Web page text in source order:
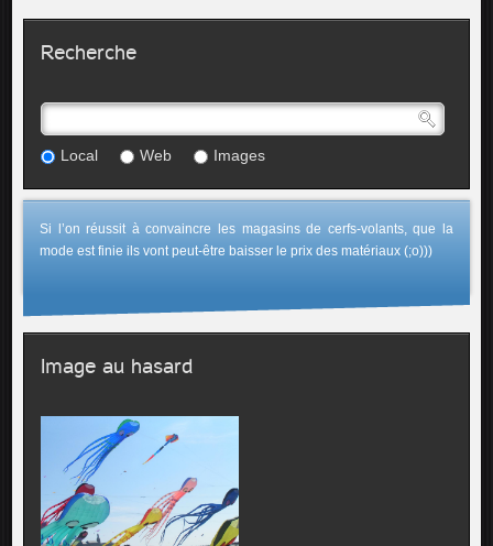
Recherche
Local Web Images
Si l’on réussit à convaincre les magasins de cerfs-volants, que la
mode est finie ils vont peut-être baisser le prix des matériaux (;o)))
Image au hasard